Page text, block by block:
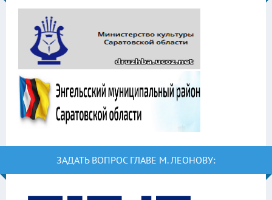
ЗАДАТЬ ВОПРОС ГЛАВЕ М. ЛЕОНОВУ: